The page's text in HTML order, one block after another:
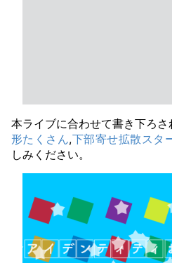
本ライブに合わせて書き下ろ
形たくさん,下部寄せ拡散スタ
しみください。